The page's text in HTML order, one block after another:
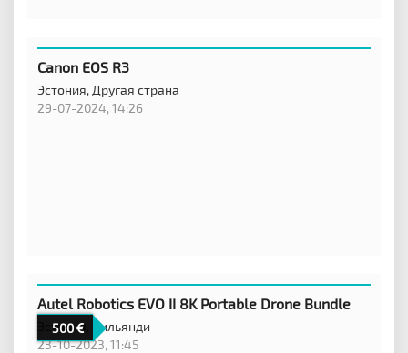
Canon EOS R3
Эстония, Другая страна
29-07-2024, 14:26
500
Autel Robotics EVO II 8K Portable Drone Bundle
Эстония,
Вильянди
23-10-2023, 11:45